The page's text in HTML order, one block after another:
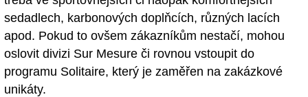
sedadlech, karbonových doplňcích, různých lacích
apod. Pokud to ovšem zákazníkům nestačí, mohou
oslovit divizi Sur Mesure či rovnou vstoupit do
programu Solitaire, který je zaměřen na zakázkové
unikáty.